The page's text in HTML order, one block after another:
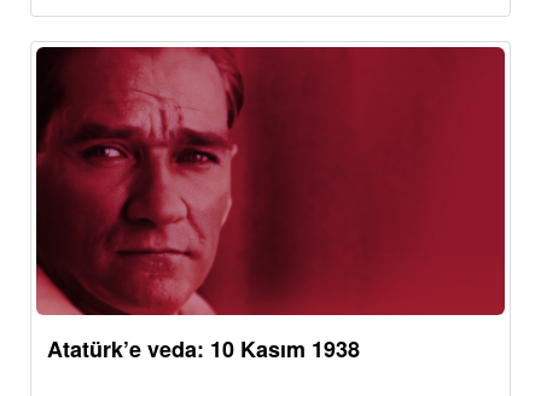
Atatürk’e veda: 10 Kasım 1938